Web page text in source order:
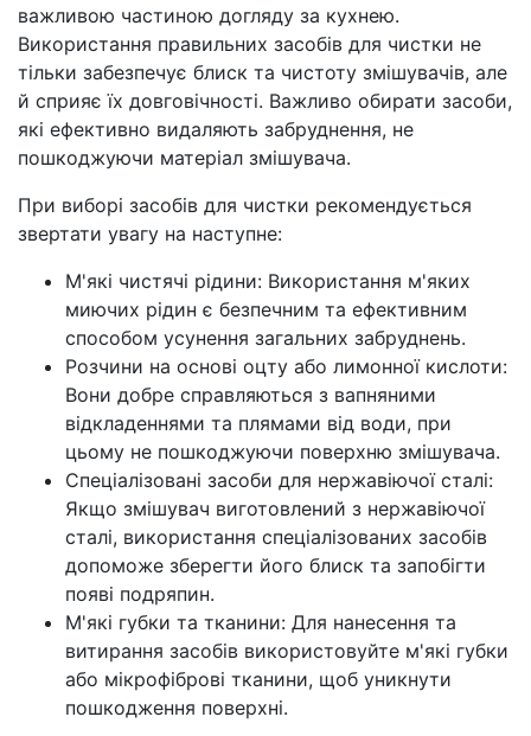
важливою частиною догляду за кухнею.
Використання правильних засобів для чистки не
тільки забезпечує блиск та чистоту змішувачів, але
й сприяє їх довговічності. Важливо обирати засоби,
які ефективно видаляють забруднення, не
пошкоджуючи матеріал змішувача.
При виборі засобів для чистки рекомендується
звертати увагу на наступне:
М'які чистячі рідини: Використання м'яких
миючих рідин є безпечним та ефективним
способом усунення загальних забруднень.
Розчини на основі оцту або лимонної кислоти:
Вони добре справляються з вапняними
відкладеннями та плямами від води, при
цьому не пошкоджуючи поверхню змішувача.
Спеціалізовані засоби для нержавіючої сталі:
Якщо змішувач виготовлений з нержавіючої
сталі, використання спеціалізованих засобів
допоможе зберегти його блиск та запобігти
появі подряпин.
М'які губки та тканини: Для нанесення та
витирання засобів використовуйте м'які губки
або мікрофіброві тканини, щоб уникнути
пошкодження поверхні.